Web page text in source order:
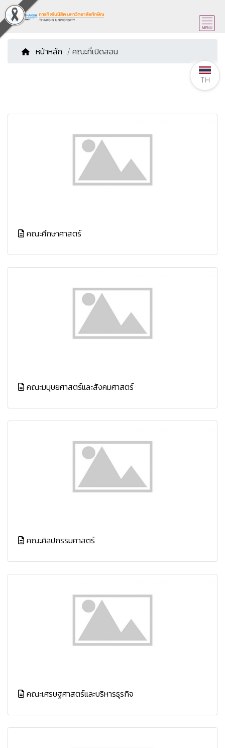
หน้าหลัก / คณะที่เปิดสอน
คณะศึกษาศาสตร์
คณะมนุษยศาสตร์และสังคมศาสตร์
คณะศิลปกรรมศาสตร์
คณะเศรษฐศาสตร์และบริหารธุรกิจ
TH